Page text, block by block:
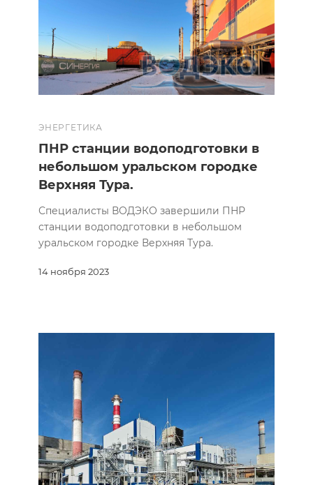
ЭНЕРГЕТИКА
14 ноября 2023
ПНР станции водоподготовки в
небольшом уральском городке
Верхняя Тура.
Специалисты ВОДЭКО завершили ПНР
станции водоподготовки в небольшом
уральском городке Верхняя Тура.